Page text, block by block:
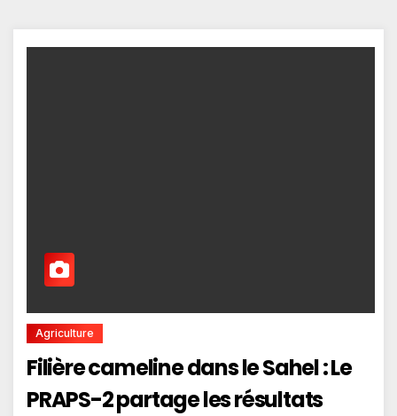
Agriculture
Filière cameline dans le Sahel : Le
PRAPS-2 partage les résultats